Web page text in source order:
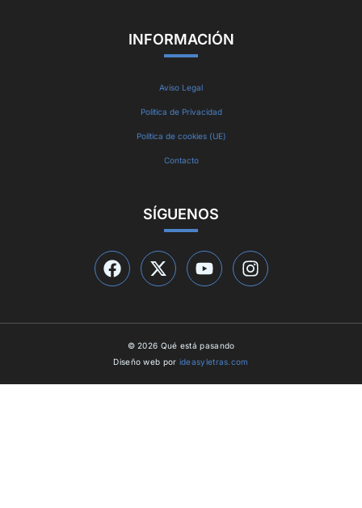
INFORMACIÓN
Aviso Legal
Política de Privacidad
Política de cookies (UE)
Contacto
SÍGUENOS
© 2026 Qué está pasando
Diseño web por ideasyletras.com